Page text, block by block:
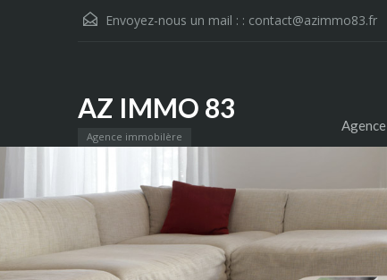
Envoyez-nous un mail : : contact@azimmo83.fr
AZ IMMO 83
Agence immobilère
Agence